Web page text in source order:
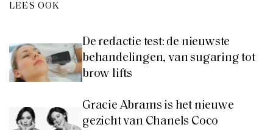
LEES OOK
De redactie test: de nieuwste
behandelingen, van sugaring tot
brow lifts
Gracie Abrams is het nieuwe
gezicht van Chanels Coco